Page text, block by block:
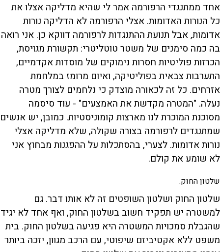
אחד ממתנגדי הרפורמה אמר לי שהיא מדליקה אצלו את
כל הנורות האדומות. אצלי הרפורמה לא הדליקה נורות
אדומות, אבל תנועת ההתנגדות לרפורמה דווקא כן. אני רואה
בה כמה סימנים של משטר טוטליטרי: תקשורת מגויסת,
הכרזות פוליטיות חסרות נימוקים של מוסדות אקדמיים,
התערבות צבאית בפוליטיקה, ואיום מרומז במלחמת
אזרחים. כל זה לכאורה מוצדק כי נלחמים לצורך מטרה
נעלה. "המטרה מקדשת את האמצעים" - עוד סיסמה
מסוכנת המוכרת לנו מארצות קומוניסטיות. כמובן, יש אנשים
שמתנגדים לרפורמה בצורה שקולה, שלא מדליקה אצלי
נורות אדומות. לצערי, בהסתכלות על ההפגנות מבחוץ אני
לא שומע את קולם.
שלטון החוק.
שלטון החוק ושלטון השופטים זה לא אותו דבר. גם
למשטרה יש תפקיד חשוב בשלטון החוק, ואף אחד לא יגיד
שהגבלת סמכויות המשטרה היא פגיעה בשלטון החוק. בית
משפט ללא אקטיביזם שיפוטי, עם הרכב מגוון, יזכה ביותר